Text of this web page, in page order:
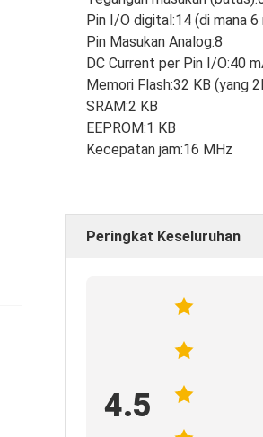
Pin I/O digital:14 (di mana
Pin Masukan Analog:8
DC Current per Pin I/O:40
Memori Flash:32 KB (yang
SRAM:2 KB
EEPROM:1 KB
Kecepatan jam:16 MHz
Peringkat Keseluruhan
4.5